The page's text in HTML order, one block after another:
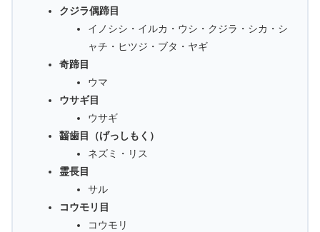
クジラ偶蹄目
イノシシ・イルカ・ウシ・クジラ・シカ・シ
ャチ・ヒツジ・ブタ・ヤギ
奇蹄目
ウマ
ウサギ目
ウサギ
齧歯目（げっしもく）
ネズミ・リス
霊長目
サル
コウモリ目
コウモリ